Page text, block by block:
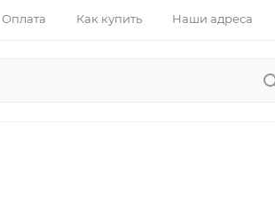
Оплата Как купить Наши адреса